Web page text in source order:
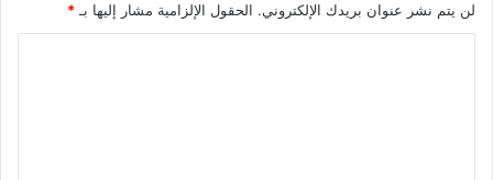
لن يتم نشر عنوان بريدك الإلكتروني. الحقول الإلزامية مشار إليها بـ *